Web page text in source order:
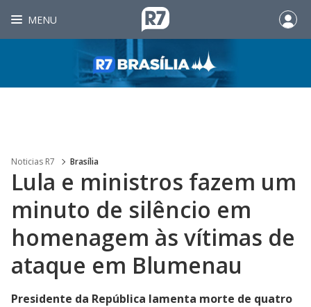
MENU
Noticias R7 Brasília
Lula e ministros fazem um
minuto de silêncio em
homenagem às vítimas de
ataque em Blumenau
Presidente da República lamenta morte de quatro